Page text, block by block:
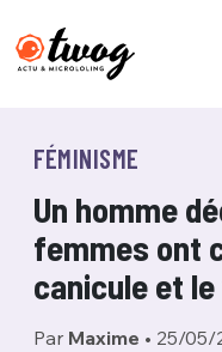
FÉMINISME
Un homme
femmes ont
canicule et
Par Maxime • 25/05/
PSEUDO*
PSEUDO
Que